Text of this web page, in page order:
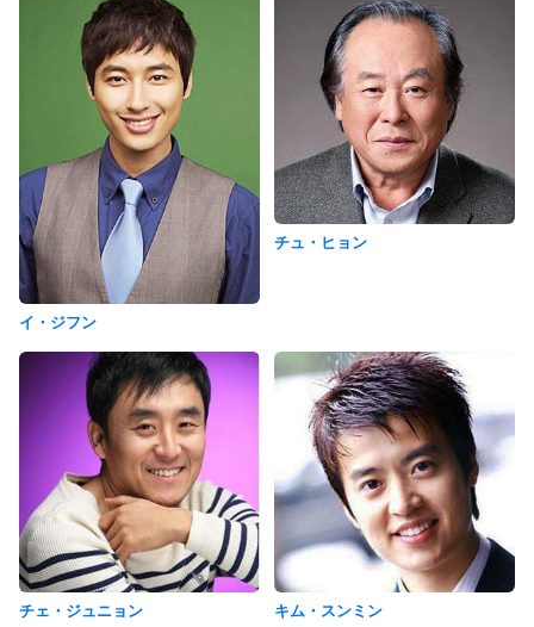
イ・ジフン
チュ・ヒョン
チェ・ジュニョン キム・スンミン